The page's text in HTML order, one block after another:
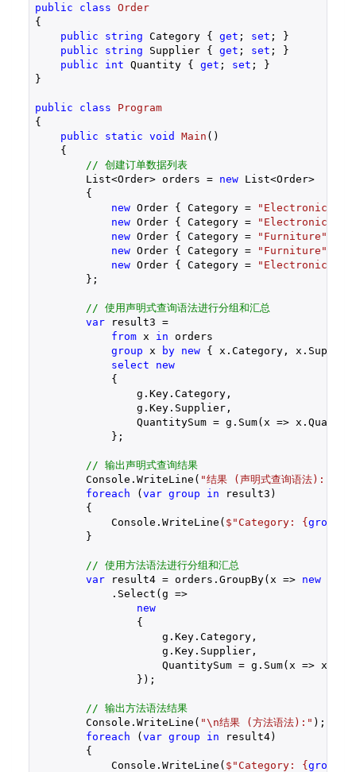
public class Order
{
public
string Category { get ; set ; }
public
string Supplier { get ; set ; }
public
int Quantity { get ; set ; }
}
public class
Program
{
public
static void Main ( )
{
// 创建订单数据列表
        List<Order> orders =
new List<Order>
        {
new Order { Category = "Electronics"
new Order { Category = "Electronics"
new Order { Category = "Furniture"
new Order { Category = "Furniture"
new Order { Category = "Electronics"
        };
// 使用声明式查询语法进行分组和汇总
var result3 =
from x in orders
group x by new { x.Category,
select
new
            {
                g.Key.Category,
                g.Key.Supplier,
QuantitySum = g.Sum(x =>
            };
// 输出声明式查询结果
        Console.WriteLine(
"结果 (声明式查询语法):"
foreach (var group in result3)
        {
            Console.WriteLine(
$"Category: {group
        }
// 使用方法语法进行分组和汇总
var result4 = orders.GroupBy(x => new {
            .Select(g =>
new
                {
                    g.Key.Category,
                    g.Key.Supplier,
QuantitySum = g.Sum(x =>
                });
// 输出方法语法结果
        Console.WriteLine(
"\n结果 (方法语法):" );
foreach (var group in result4)
        {
            Console.WriteLine(
$"Category: {group